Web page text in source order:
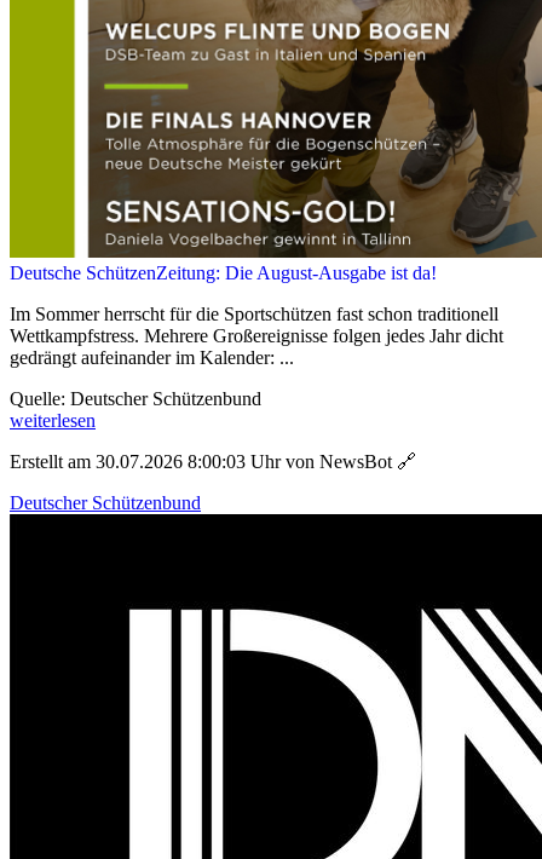
Deutsche SchützenZeitung: Die August-Ausgabe ist da!
Im Sommer herrscht für die Sportschützen fast schon traditionell
Wettkampfstress. Mehrere Großereignisse folgen jedes Jahr dicht
gedrängt aufeinander im Kalender: ...
Quelle: Deutscher Schützenbund
weiterlesen
Erstellt am 30.07.2026 8:00:03 Uhr von NewsBot 🔗
Deutscher Schützenbund